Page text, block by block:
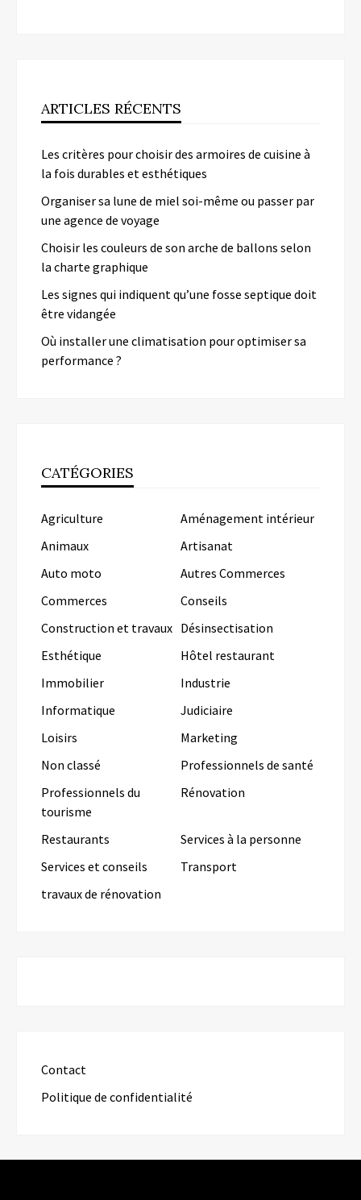
ARTICLES RÉCENTS
Les critères pour choisir des armoires de cuisine à
la fois durables et esthétiques
Organiser sa lune de miel soi-même ou passer par
une agence de voyage
Choisir les couleurs de son arche de ballons selon
la charte graphique
Les signes qui indiquent qu’une fosse septique doit
être vidangée
Où installer une climatisation pour optimiser sa
performance ?
CATÉGORIES
Agriculture
Aménagement intérieur
Animaux
Artisanat
Auto moto
Autres Commerces
Commerces
Conseils
Construction et travaux Désinsectisation
Esthétique
Hôtel restaurant
Immobilier
Industrie
Informatique
Judiciaire
Loisirs
Marketing
Non classé
Professionnels de santé
Professionnels du
tourisme
Rénovation
Restaurants
Services à la personne
Services et conseils
Transport
travaux de rénovation
Contact
Politique de confidentialité